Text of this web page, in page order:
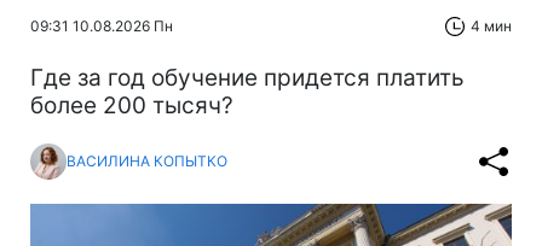
09:31 10.08.2026 Пн 4 мин
Где за год обучение придется платить
более 200 тысяч?
ВАСИЛИНА КОПЫТКО